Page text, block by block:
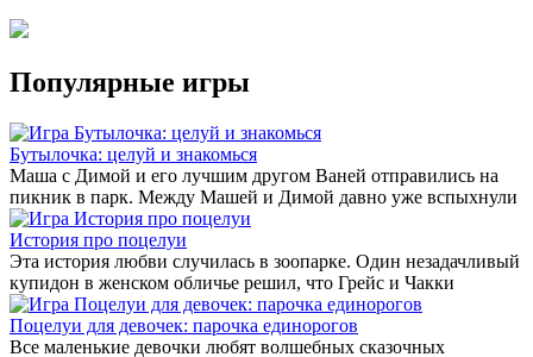
Популярные игры
Бутылочка: целуй и знакомься
Маша с Димой и его лучшим другом Ваней отправились на
пикник в парк. Между Машей и Димой давно уже вспыхнули
История про поцелуи
Эта история любви случилась в зоопарке. Один незадачливый
купидон в женском обличье решил, что Грейс и Чакки
Поцелуи для девочек: парочка единорогов
Все маленькие девочки любят волшебных сказочных